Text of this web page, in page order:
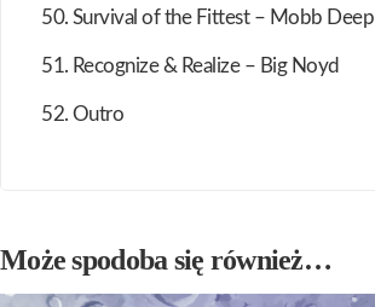
50. Survival of the Fittest – Mobb Deep
51. Recognize & Realize – Big Noyd
52. Outro
Może spodoba się również…